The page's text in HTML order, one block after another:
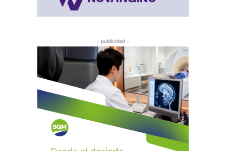
- publicidad -